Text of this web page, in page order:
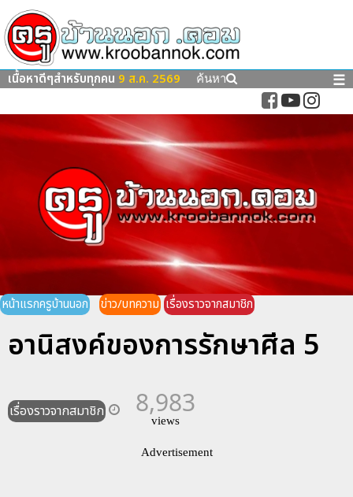
เนื้อหาดีๆสำหรับทุกคน 9 ส.ค. 2569 ค้นหา ☰
หน้าแรกครูบ้านนอก ข่าว/บทความ เรื่องราวจากสมาชิก
อานิสงค์ของการรักษาศีล 5
เรื่องราวจากสมาชิก 8,983
views
Advertisement